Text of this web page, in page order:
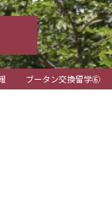
ブータン交換留学⑥